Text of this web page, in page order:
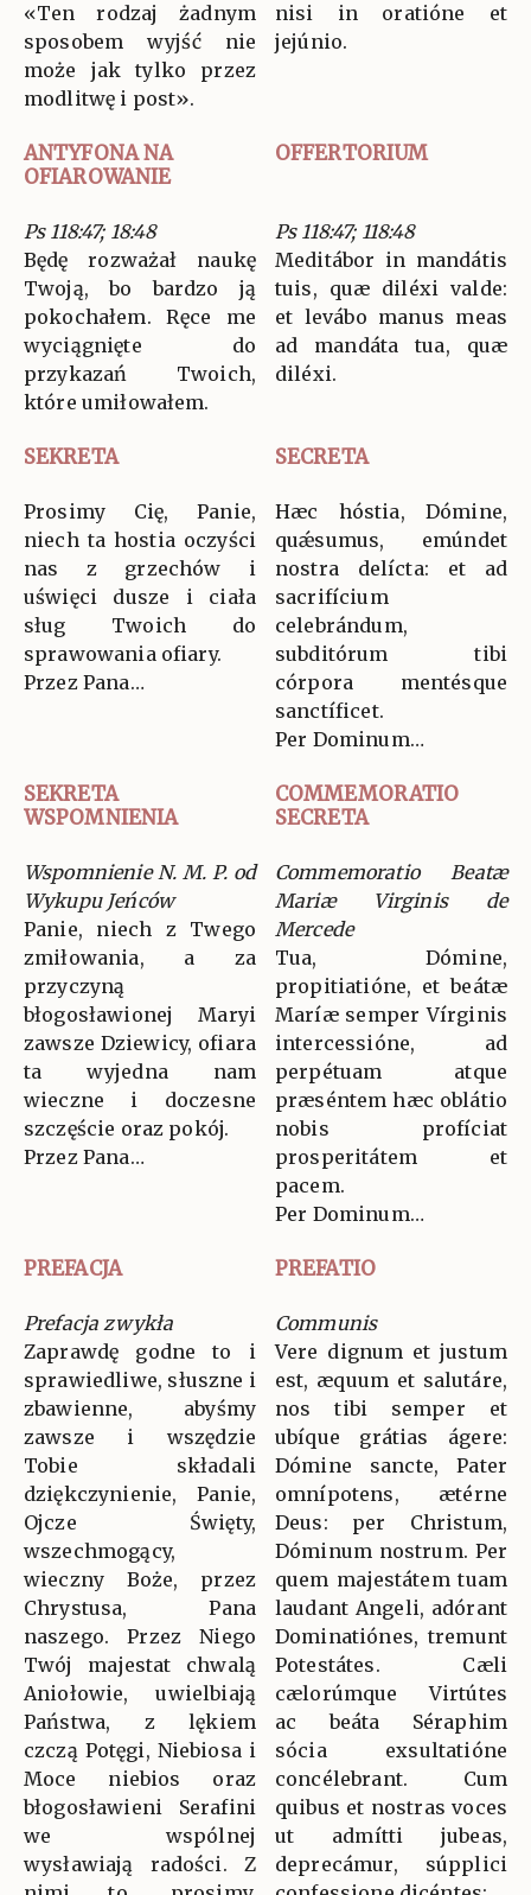
«Ten rodzaj żadnym
sposobem wyjść nie
może jak tylko przez
modlitwę i post».
nisi in oratióne et
jejúnio.
ANTYFONA NA
OFIAROWANIE
OFFERTORIUM
Ps 118:47; 18:48
Będę rozważał naukę
Twoją, bo bardzo ją
pokochałem. Ręce me
wyciągnięte do
przykazań Twoich,
które umiłowałem.
Ps 118:47; 118:48
Meditábor in mandátis
tuis, quæ diléxi valde:
et levábo manus meas
ad mandáta tua, quæ
diléxi.
SEKRETA SECRETA
Prosimy Cię, Panie,
niech ta hostia oczyści
nas z grzechów i
uświęci dusze i ciała
sług Twoich do
sprawowania ofiary.
Przez Pana…
Hæc hóstia, Dómine,
quǽsumus, emúndet
nostra delícta: et ad
sacrifícium
celebrándum,
subditórum tibi
córpora mentésque
sanctíficet.
Per Dominum…
SEKRETA
WSPOMNIENIA
COMMEMORATIO
SECRETA
Wspomnienie N. M. P. od
Wykupu Jeńców
Panie, niech z Twego
zmiłowania, a za
przyczyną
błogosławionej Maryi
zawsze Dziewicy, ofiara
ta wyjedna nam
wieczne i doczesne
szczęście oraz pokój.
Przez Pana…
Commemoratio Beatæ
Mariæ Virginis de
Mercede
Tua, Dómine,
propitiatióne, et beátæ
Maríæ semper Vírginis
intercessióne, ad
perpétuam atque
præséntem hæc oblátio
nobis profíciat
prosperitátem et
pacem.
Per Dominum…
PREFACJA PREFATIO
Prefacja zwykła
Zaprawdę godne to i
sprawiedliwe, słuszne i
zbawienne, abyśmy
zawsze i wszędzie
Tobie składali
dziękczynienie, Panie,
Ojcze Święty,
wszechmogący,
wieczny Boże, przez
Chrystusa, Pana
naszego. Przez Niego
Twój majestat chwalą
Aniołowie, uwielbiają
Państwa, z lękiem
czczą Potęgi, Niebiosa i
Moce niebios oraz
błogosławieni Serafini
we wspólnej
wysławiają radości. Z
Communis
Vere dignum et justum
est, æquum et salutáre,
nos tibi semper et
ubíque grátias ágere:
Dómine sancte, Pater
omnípotens, ætérne
Deus: per Christum,
Dóminum nostrum. Per
quem majestátem tuam
laudant Angeli, adórant
Dominatiónes, tremunt
Potestátes. Cæli
cælorúmque Virtútes
ac beáta Séraphim
sócia exsultatióne
concélebrant. Cum
quibus et nostras voces
ut admítti jubeas,
deprecámur, súpplici